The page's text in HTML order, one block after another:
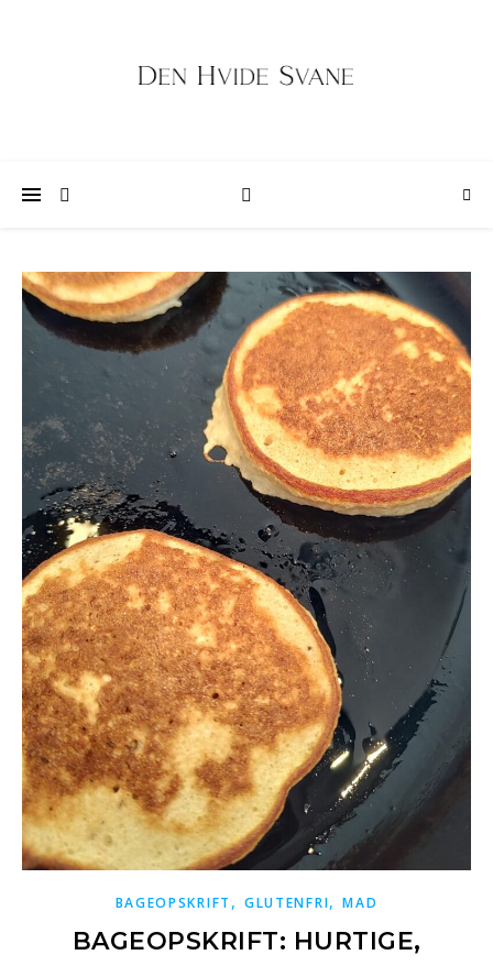
BAGEOPSKRIFT , GLUTENFRI,MAD
BAGEOPSKRIFT: HURTIGE,